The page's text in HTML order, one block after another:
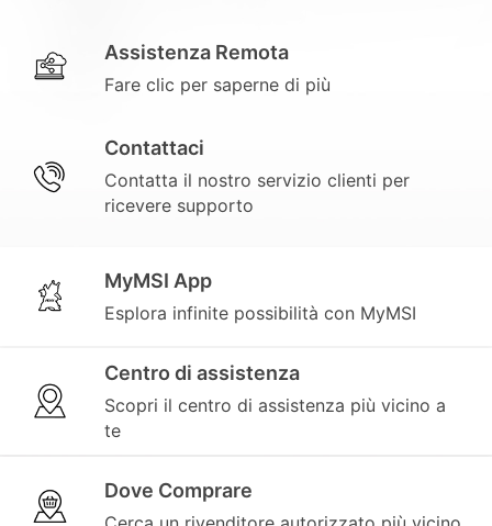
Assistenza Remota
Fare clic per saperne di più
Contattaci
Contatta il nostro servizio clienti per
ricevere supporto
MyMSI App
Esplora infinite possibilità con MyMSI
Centro di assistenza
Scopri il centro di assistenza più vicino a
te
Dove Comprare